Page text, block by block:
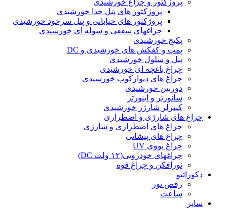
پروژکتور و چراغ خورشیدی
پروژکتور های پنل جدا خورشیدی
پروژکتور های خیابانی و پنل سرخود خورشیدی
چراغهای سقفی و سوله ای خورشیدی
پکیج خورشیدی
پمپ و کفکش های خورشیدی و DC
پنل و سلول خورشیدی
چراغ باغچه ای خورشیدی
چراغ های دیوارکوب خورشیدی
دوربین خورشیدی
سانورتر و اینورتر
کنترلر شارژر خورشیدی
چراغ های شارژی و اضطراری
چراغ های اضطراری و شارژی
چراغ های پیشانی
چراغ یووی UV
چراغهای خودرویی(۱۲ ولت DC)
نورافکن و چراغ قوه
دکوراتیو
رقص نور
ساعت
سایر